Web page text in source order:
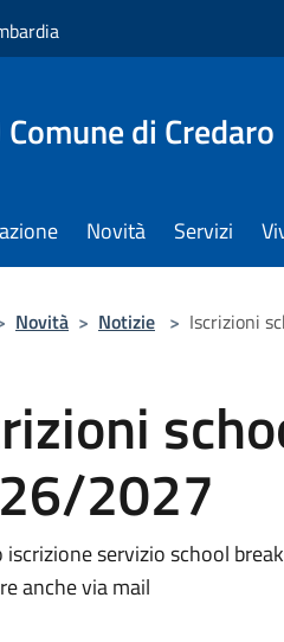
Comune di Credaro
Novità Servizi
Novità > Notizie > Iscrizioni
2027
iscrizione servizio school
anche via mail